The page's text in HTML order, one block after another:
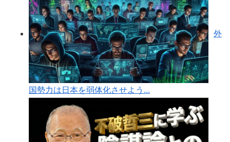
外
国勢力は日本を弱体化させよう...